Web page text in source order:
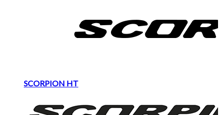
SCORPION HT